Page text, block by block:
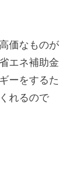
価なものが
エネ補助金
ーをするた
れるので